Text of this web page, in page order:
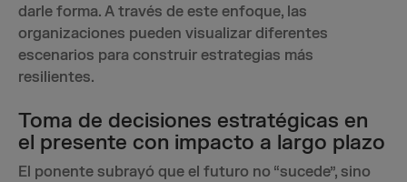
darle forma. A través de este enfoque, las
organizaciones pueden visualizar diferentes
escenarios para construir estrategias más
resilientes.
Toma de decisiones estratégicas en
el presente con impacto a largo plazo
El ponente subrayó que el futuro no “sucede”, sino